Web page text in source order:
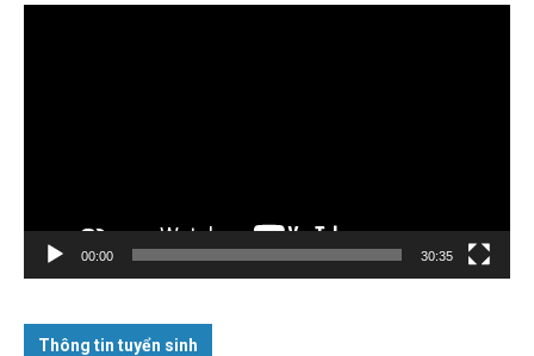
00:00 30:35
Thông tin tuyển sinh